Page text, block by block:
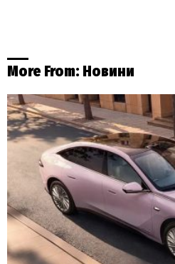
More From: Новини